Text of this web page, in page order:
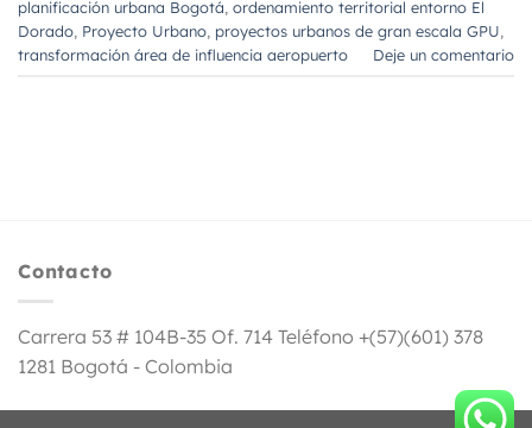
planificación urbana Bogotá ordenamiento territorial entorno El
Dorado Proyecto Urbano proyectos urbanos de gran escala GPU
transformación área de influencia aeropuerto
Deje un comentario
Contacto
Carrera 53 # 104B-35 Of. 714 Teléfono +(57)(601) 378
1281 Bogotá - Colombia